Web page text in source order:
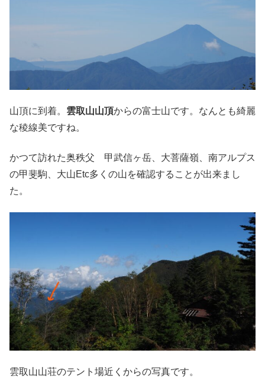
山頂に到着。 雲取山山頂からの富士山です。なんとも綺麗
な稜線美ですね。
かつて訪れた奥秩父 甲武信ヶ岳、大菩薩嶺、南アルプス
の甲斐駒、大山Etc多くの山を確認することが出来まし
た。
雲取山山荘のテント場近くからの写真です。